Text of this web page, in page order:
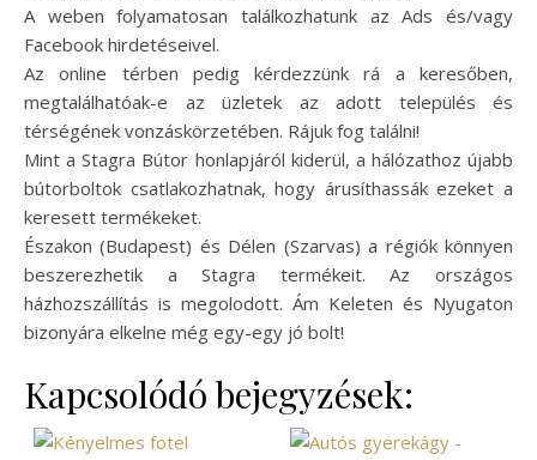
A weben folyamatosan találkozhatunk az Ads és/vagy
Facebook hirdetéseivel.
Az online térben pedig kérdezzünk rá a keresőben,
megtalálhatóak-e az üzletek az adott település és
térségének vonzáskörzetében. Rájuk fog találni!
Mint a Stagra Bútor honlapjáról kiderül, a hálózathoz újabb
bútorboltok csatlakozhatnak, hogy árusíthassák ezeket a
keresett termékeket.
Északon (Budapest) és Délen (Szarvas) a régiók könnyen
beszerezhetik a Stagra termékeit. Az országos
házhozszállítás is megolodott. Ám Keleten és Nyugaton
bizonyára elkelne még egy-egy jó bolt!
Kapcsolódó bejegyzések: